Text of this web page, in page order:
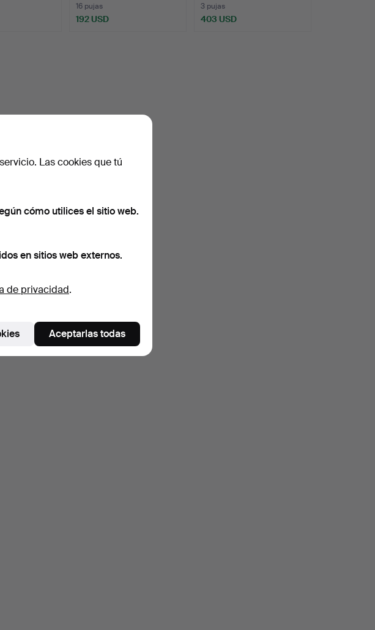
16 pujas
192 USD
3 pujas
403 USD
Las cookies que tú
cómo utilices el sitio web.
en sitios web externos.
de privacidad.
Aceptarlas todas